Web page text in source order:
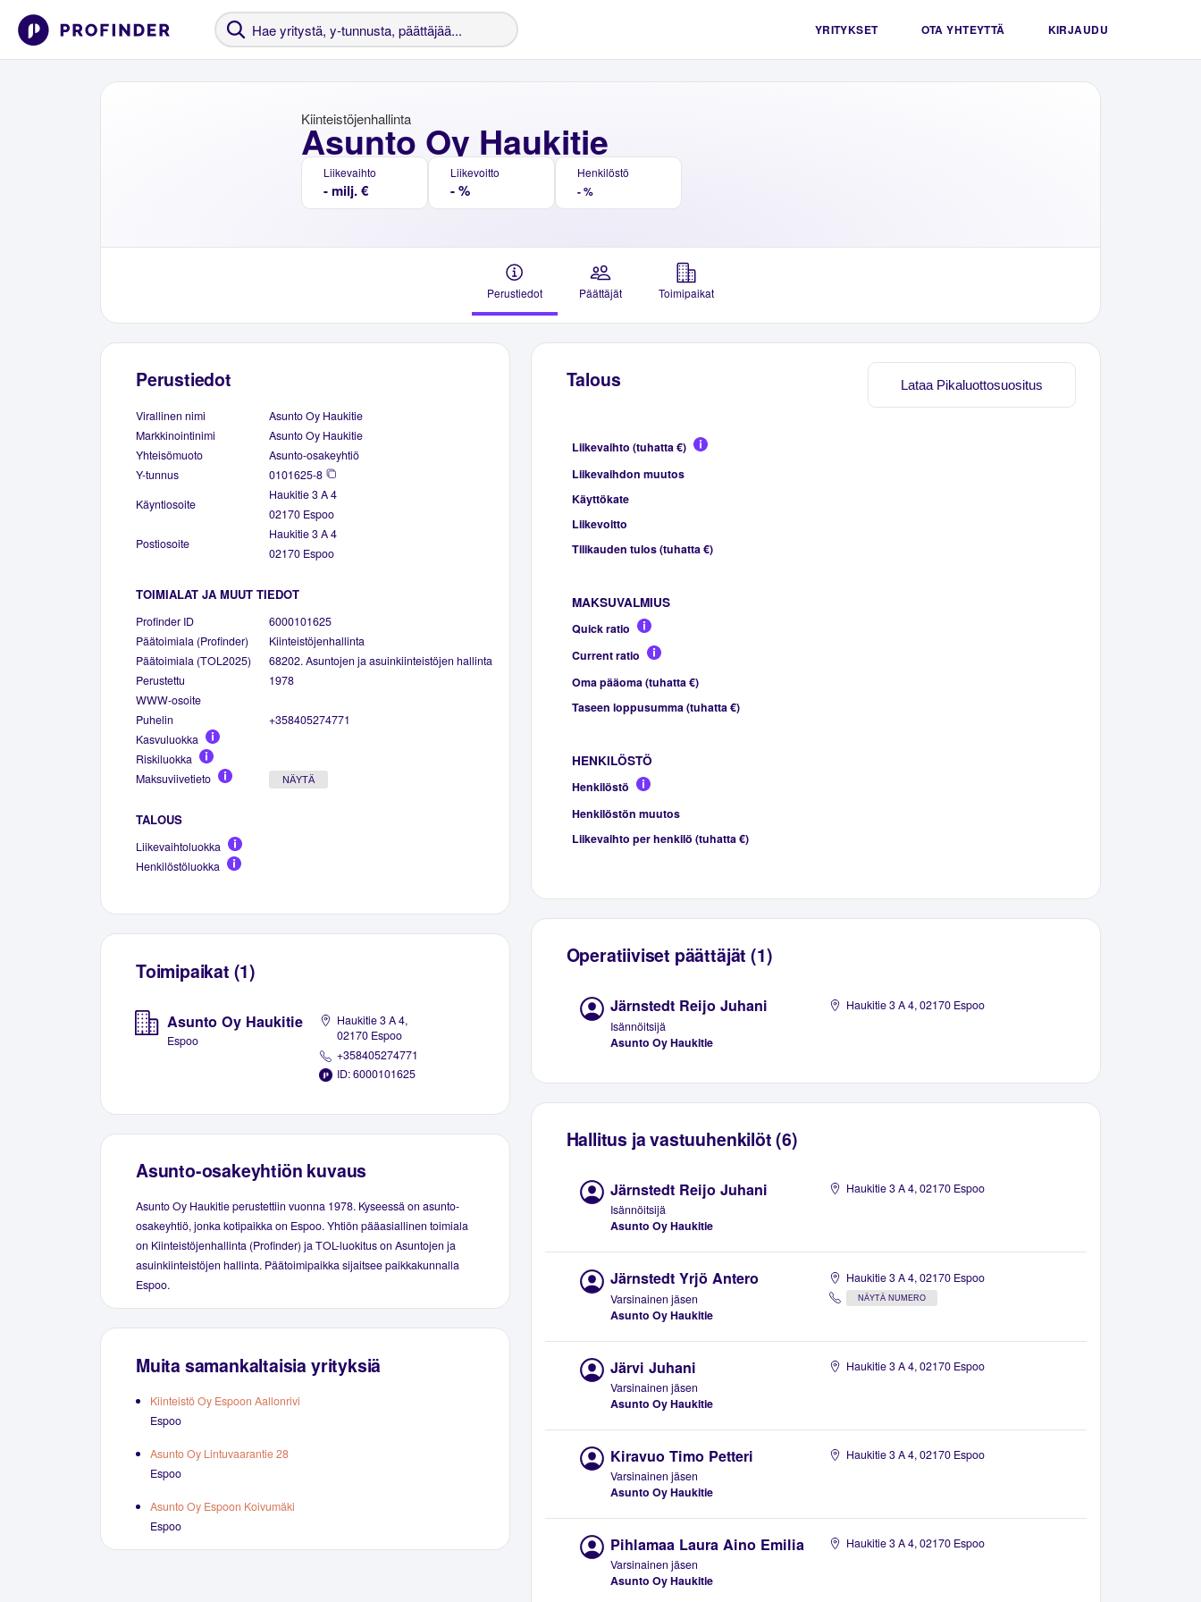
YRITYKSET OTA YHTEYTTÄ KIRJAUDU
Asunto Oy Haukitie
Kiinteistöjenhallinta
Liikevaihto
- milj. €
Liikevoitto
- %
Henkilöstö
- %
Perustiedot Päättäjät Toimipaikat
Perustiedot
Virallinen nimi
Asunto Oy Haukitie
Markkinointinimi
Asunto Oy Haukitie
Yhteisömuoto
Asunto-osakeyhtiö
Y-tunnus
0101625-8
Käyntiosoite
Haukitie 3 A 4
02170 Espoo
Postiosoite
Haukitie 3 A 4
02170 Espoo
TOIMIALAT JA MUUT TIEDOT
Profinder ID
6000101625
Päätoimiala (Profinder)
Kiinteistöjenhallinta
Päätoimiala (TOL2025)
68202. Asuntojen ja asuinkiinteistöjen hallinta
Perustettu
1978
WWW-osoite
Puhelin
+358405274771
Kasvuluokka
Riskiluokka
Maksuviivetieto
NÄYTÄ
TALOUS
Liikevaihtoluokka
Henkilöstöluokka
Toimipaikat (1)
Asunto Oy Haukitie
Espoo
Haukitie 3 A 4,
02170 Espoo
+358405274771
ID: 6000101625
Asunto-osakeyhtiön kuvaus
Asunto Oy Haukitie perustettiin vuonna 1978. Kyseessä on asunto-
osakeyhtiö, jonka kotipaikka on Espoo. Yhtiön pääasiallinen toimiala
on Kiinteistöjenhallinta (Profinder) ja TOL-luokitus on Asuntojen ja
asuinkiinteistöjen hallinta. Päätoimipaikka sijaitsee paikkakunnalla
Espoo.
Muita samankaltaisia yrityksiä
Kiinteistö Oy Espoon Aallonrivi
Espoo
Asunto Oy Lintuvaarantie 28
Espoo
Asunto Oy Espoon Koivumäki
Espoo
Lataa Pikaluottosuositus
Talous
Liikevaihto (tuhatta €)
Liikevaihdon muutos
Käyttökate
Liikevoitto
Tilikauden tulos (tuhatta €)
MAKSUVALMIUS
Quick ratio
Current ratio
Oma pääoma (tuhatta €)
Taseen loppusumma (tuhatta €)
HENKILÖSTÖ
Henkilöstö
Henkilöstön muutos
Liikevaihto per henkilö (tuhatta €)
Operatiiviset päättäjät (1)
Järnstedt Reijo Juhani
Isännöitsijä
Asunto Oy Haukitie
Haukitie 3 A 4, 02170 Espoo
Hallitus ja vastuuhenkilöt (6)
Järnstedt Reijo Juhani
Isännöitsijä
Asunto Oy Haukitie
Haukitie 3 A 4, 02170 Espoo
Järnstedt Yrjö Antero
Varsinainen jäsen
Asunto Oy Haukitie
Haukitie 3 A 4, 02170 Espoo
NÄYTÄ NUMERO
Järvi Juhani
Varsinainen jäsen
Asunto Oy Haukitie
Haukitie 3 A 4, 02170 Espoo
Kiravuo Timo Petteri
Varsinainen jäsen
Asunto Oy Haukitie
Haukitie 3 A 4, 02170 Espoo
Pihlamaa Laura Aino Emilia
Varsinainen jäsen
Asunto Oy Haukitie
Haukitie 3 A 4, 02170 Espoo